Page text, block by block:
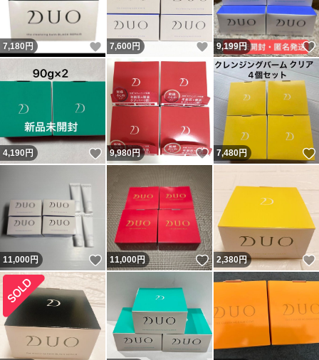
7,180 円 いいね！
7,600 円 いいね！
9,199円
4,190円 いいね！
9,980円 いいね！
7,480円
11,000円 いいね！
11,000円 いいね！
2,380円